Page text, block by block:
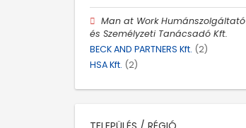
Man at Work Humánszolgáltató
és Személyzeti Tanácsadó Kft.
BECK AND PARTNERS Kft. (2)
HSA Kft. (2)